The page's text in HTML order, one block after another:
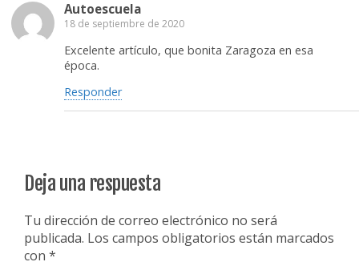
Autoescuela
18 de septiembre de 2020
Excelente artículo, que bonita Zaragoza en esa
época.
Responder
Deja una respuesta
Tu dirección de correo electrónico no será
publicada. Los campos obligatorios están marcados
con *